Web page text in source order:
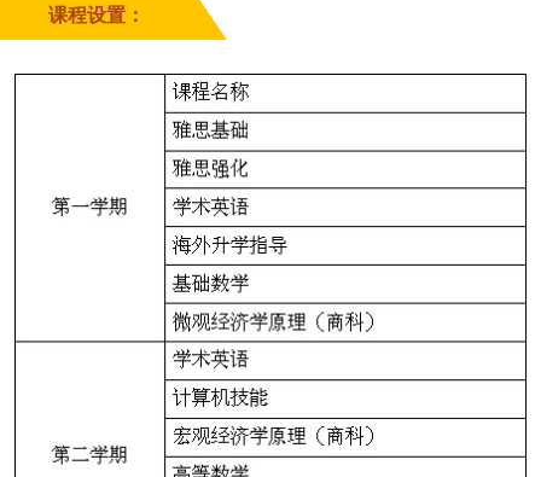
课程设置：